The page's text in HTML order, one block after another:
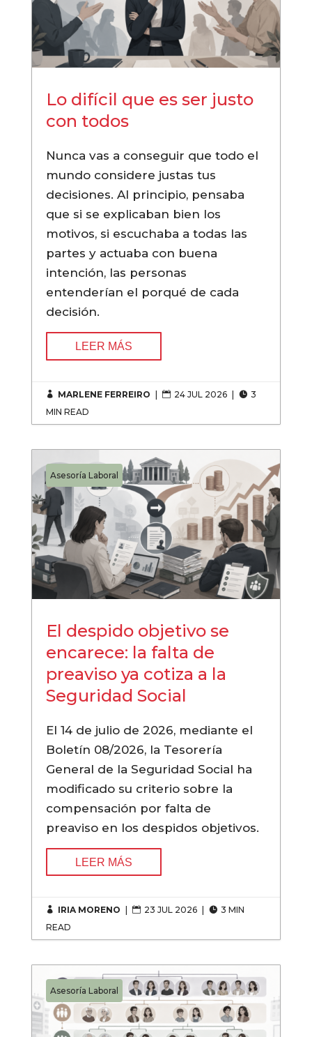
Lo difícil que es ser justo
con todos
Nunca vas a conseguir que todo el
mundo considere justas tus
decisiones. Al principio, pensaba
que si se explicaban bien los
motivos, si escuchaba a todas las
partes y actuaba con buena
intención, las personas
entenderían el porqué de cada
decisión.
LEER MÁS
 MARLENE FERREIRO  24 JUL 2026  3
MIN READ
Asesoría Laboral
El despido objetivo se
encarece: la falta de
preaviso ya cotiza a la
Seguridad Social
El 14 de julio de 2026, mediante el
Boletín 08/2026, la Tesorería
General de la Seguridad Social ha
modificado su criterio sobre la
compensación por falta de
preaviso en los despidos objetivos.
LEER MÁS
 IRIA MORENO  23 JUL 2026  3 MIN
READ
Asesoría Laboral